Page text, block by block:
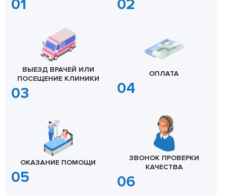
ВЫЕЗД ВРАЧЕЙ ИЛИ
ПОСЕЩЕНИЕ КЛИНИКИ
ОПЛАТА
ОКАЗАНИЕ ПОМОЩИ
ЗВОНОК ПРОВЕРКИ
КАЧЕСТВА